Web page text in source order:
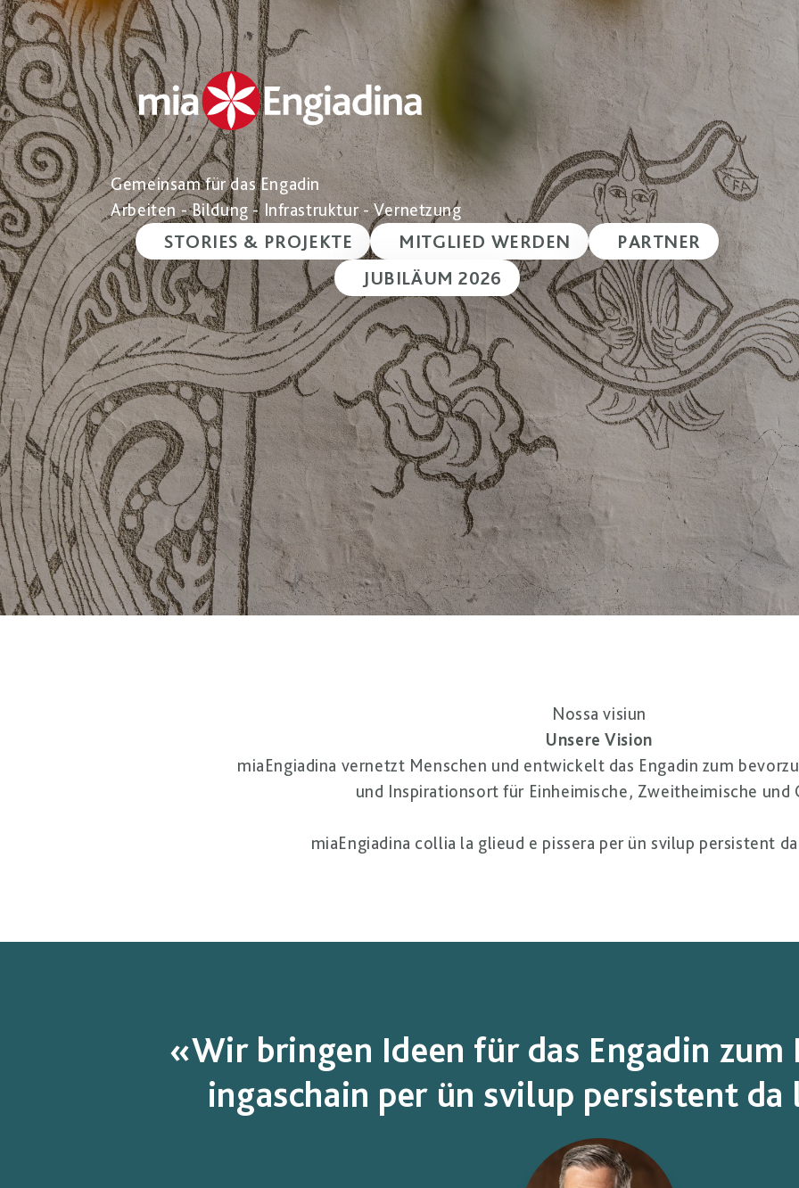
Gemeinsam für das Engadin
Arbeiten - Bildung - Infrastruktur - Vernetzung
STORIES & PROJEKTE MITGLIED WERDEN
PARTNER
JUBILÄUM 2026
Nossa visiun
Unsere Vision
miaEngiadina vernetzt Menschen und entwickelt das Engadin zum
und Inspirationsort für Einheimische, Zweitheimische und
miaEngiadina collia la glieud e pissera per ün svilup persistent
«Wir bringen Ideen für das Engadin zum
ingaschain per ün svilup persistent da